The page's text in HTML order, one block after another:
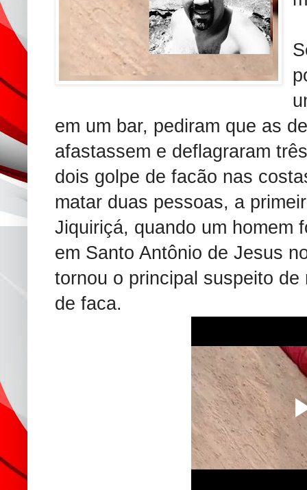
em um bar, pediram que as
afastassem e deflagraram
dois golpe de facão nas
matar duas pessoas, a
Jiquiriçá, quando um homem
em Santo Antônio de Jesus
tornou o principal suspeito
de faca.